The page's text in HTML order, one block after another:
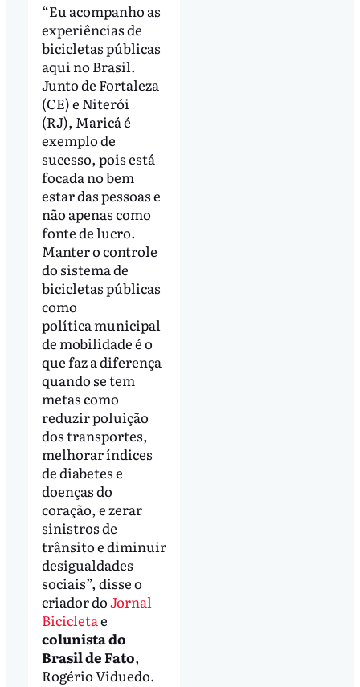
“Eu acompanho as
experiências de
bicicletas públicas
aqui no Brasil.
Junto de Fortaleza
(CE) e Niterói
(RJ), Maricá é
exemplo de
sucesso, pois está
focada no bem
estar das pessoas e
não apenas como
fonte de lucro.
Manter o controle
do sistema de
bicicletas públicas
como
política municipal
de mobilidade é o
que faz a diferença
quando se tem
metas como
reduzir poluição
dos transportes,
melhorar índices
de diabetes e
doenças do
coração, e zerar
sinistros de
trânsito e diminuir
desigualdades
sociais”, disse o
criador doJornal
Bicicletae
colunista do
Brasil de Fato,
Rogério Viduedo.